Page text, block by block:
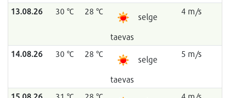
13.08.26 30 °C 28 °C
selge
taevas
4 m/s
14.08.26 30 °C 28 °C
selge
taevas
5 m/s